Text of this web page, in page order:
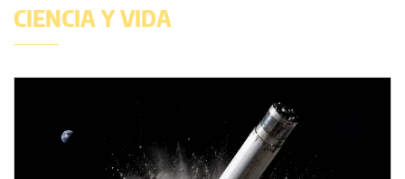
CIENCIA Y VIDA